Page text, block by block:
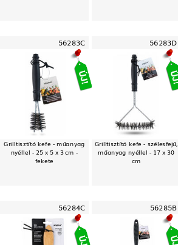
56283C
Grilltisztító kefe - műanyag
nyéllel - 25 x 5 x 3 cm -
fekete
56283D
Grilltisztító kefe - szélesfejű,
műanyag nyéllel - 17 x 30
cm
56284C 56285B